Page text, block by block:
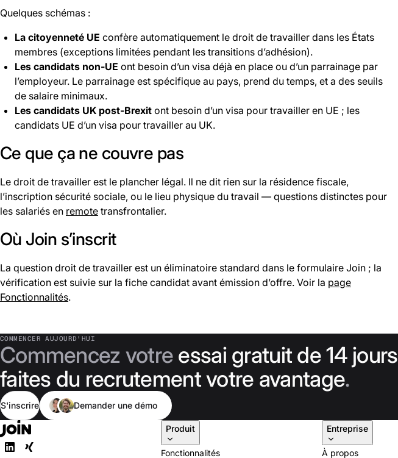
Quelques schémas :
La citoyenneté UE confère automatiquement le droit de travailler dans les États
membres (exceptions limitées pendant les transitions d’adhésion).
Les candidats non-UE ont besoin d’un visa déjà en place ou d’un parrainage par
l’employeur. Le parrainage est spécifique au pays, prend du temps, et a des seuils
de salaire minimaux.
Les candidats UK post-Brexit ont besoin d’un visa pour travailler en UE ; les
candidats UE d’un visa pour travailler au UK.
Ce que ça ne couvre pas
Le droit de travailler est le plancher légal. Il ne dit rien sur la résidence fiscale,
l’inscription sécurité sociale, ou le lieu physique du travail — questions distinctes pour
les salariés en remote transfrontalier.
Où Join s’inscrit
La question droit de travailler est un éliminatoire standard dans le formulaire Join ; la
vérification est suivie sur la fiche candidat avant émission d’offre. Voir la page
Fonctionnalités.
COMMENCER AUJOURD'HUI
Commencez votre essai gratuit de 14 jours
faites du recrutement votre avantage.
S'inscrire Demander une démo
Produit
Fonctionnalités
Entreprise
À propos